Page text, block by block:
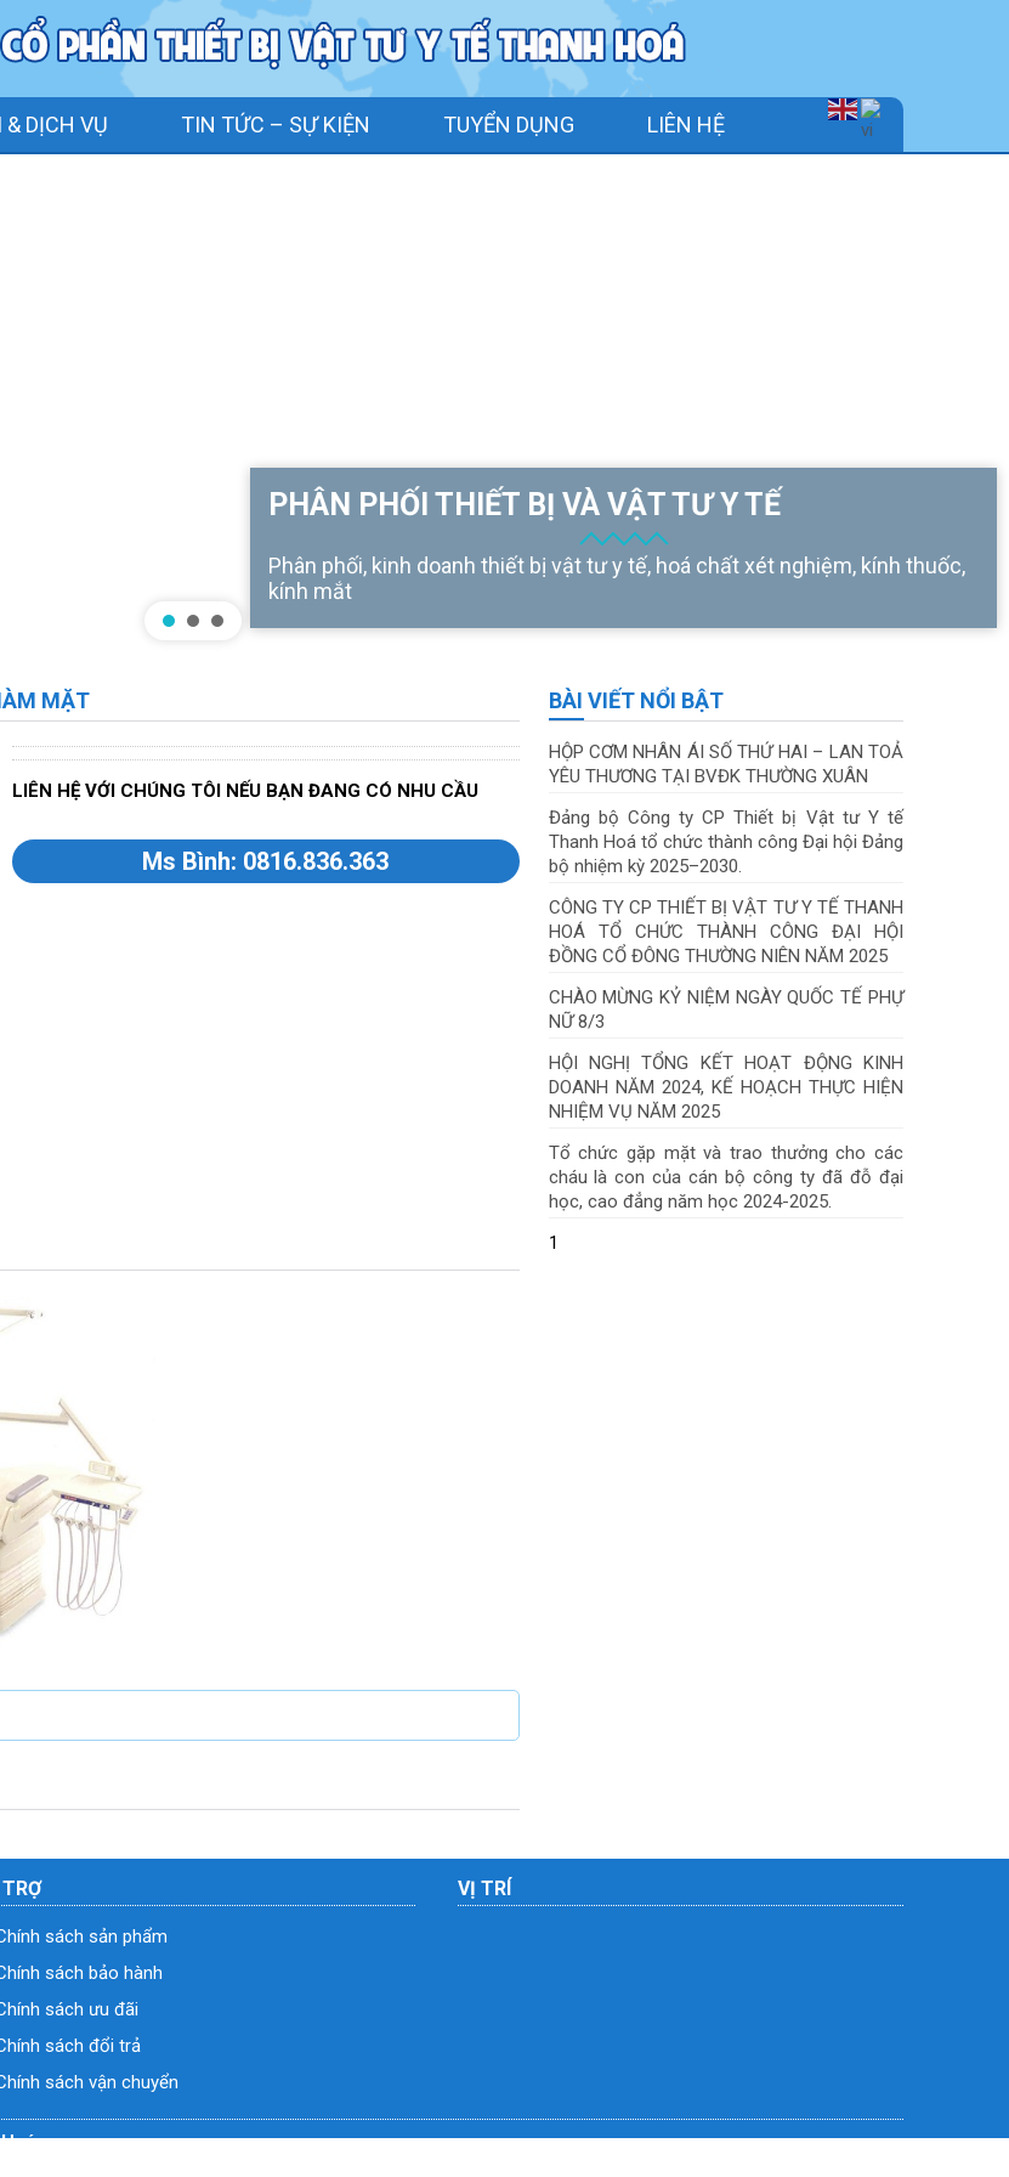
DỊCH VỤ TIN TỨC – SỰ KIỆN TUYỂN DỤNG LIÊN HỆ
PHÂN PHỐI THIẾT BỊ VÀ VẬT TƯ Y TẾ
Phân phối, kinh doanh thiết bị vật tư y tế, hoá chất xét nghiệm, kính thuốc,
kính mắt
MẶT
LIÊN HỆ VỚI CHÚNG TÔI NẾU BẠN ĐANG CÓ NHU CẦU
Ms Bình: 0816.836.363
BÀI VIẾT NỔI BẬT
HỘP CƠM NHÂN ÁI SỐ THỨ HAI – LAN TOẢ
YÊU THƯƠNG TẠI BVĐK THƯỜNG XUÂN
Đảng bộ Công ty CP Thiết bị Vật tư Y tế
Thanh Hoá tổ chức thành công Đại hội Đảng
bộ nhiệm kỳ 2025–2030.
CÔNG TY CP THIẾT BỊ VẬT TƯ Y TẾ THANH
HOÁ TỔ CHỨC THÀNH CÔNG ĐẠI HỘI
ĐỒNG CỔ ĐÔNG THƯỜNG NIÊN NĂM 2025
CHÀO MỪNG KỶ NIỆM NGÀY QUỐC TẾ PHỰ
NỮ 8/3
HỘI NGHỊ TỔNG KẾT HOẠT ĐỘNG KINH
DOANH NĂM 2024, KẾ HOẠCH THỰC HIỆN
NHIỆM VỤ NĂM 2025
Tổ chức gặp mặt và trao thưởng cho các
cháu là con của cán bộ công ty đã đỗ đại
học, cao đẳng năm học 2024-2025.
1
sách sản phẩm
sách bảo hành
sách ưu đãi
sách đổi trả
sách vận chuyển
VỊ TRÍ